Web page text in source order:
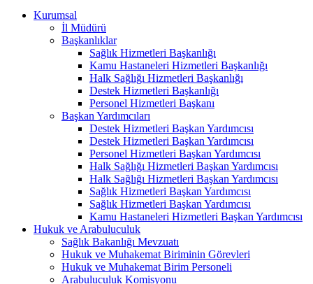
Kurumsal
İl Müdürü
Başkanlıklar
Sağlık Hizmetleri Başkanlığı
Kamu Hastaneleri Hizmetleri Başkanlığı
Halk Sağlığı Hizmetleri Başkanlığı
Destek Hizmetleri Başkanlığı
Personel Hizmetleri Başkanı
Başkan Yardımcıları
Destek Hizmetleri Başkan Yardımcısı
Destek Hizmetleri Başkan Yardımcısı
Personel Hizmetleri Başkan Yardımcısı
Halk Sağlığı Hizmetleri Başkan Yardımcısı
Halk Sağlığı Hizmetleri Başkan Yardımcısı
Sağlık Hizmetleri Başkan Yardımcısı
Sağlık Hizmetleri Başkan Yardımcısı
Kamu Hastaneleri Hizmetleri Başkan Yardımcısı
Hukuk ve Arabuluculuk
Sağlık Bakanlığı Mevzuatı
Hukuk ve Muhakemat Biriminin Görevleri
Hukuk ve Muhakemat Birim Personeli
Arabuluculuk Komisyonu